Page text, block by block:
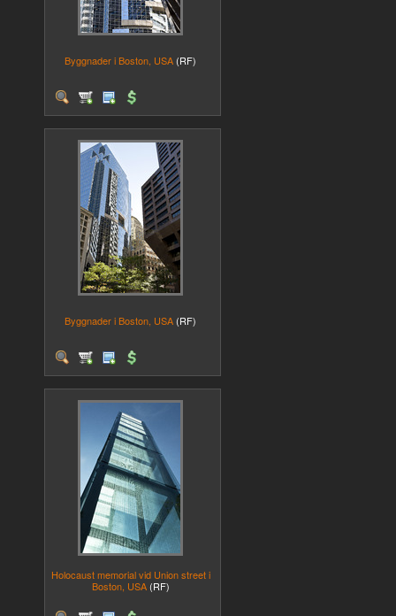
Byggnader i Boston, USA (RF)
Byggnader i Boston, USA (RF)
Holocaust memorial vid Union street i
Boston, USA (RF)